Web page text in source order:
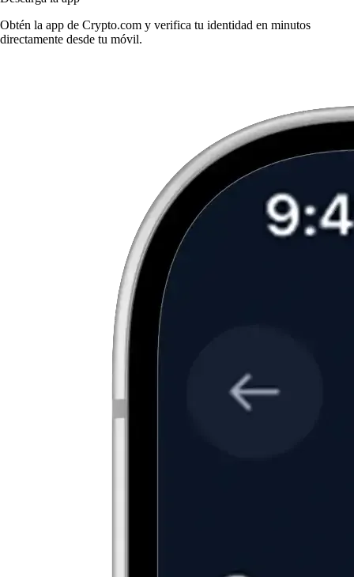
Obtén la app de Crypto.com y verifica tu identidad en minutos
directamente desde tu móvil.